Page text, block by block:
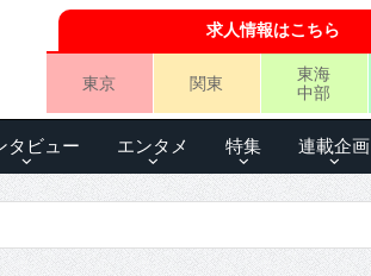
求人情報はこちら
東京 関東
東海
中部
タビュー エンタメ 特集 連載企画